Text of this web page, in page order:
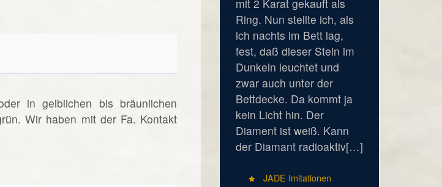
in gelblichen bis bräunlichen
Wir haben mit der Fa. Kontakt
mit 2 Karat gekauft als
Ring. Nun stellte ich, als
ich nachts im Bett lag,
fest, daß dieser Stein im
Dunkeln leuchtet und
zwar auch unter der
Bettdecke. Da kommt ja
kein Licht hin. Der
Diament ist weiß. Kann
der Diamant radioaktiv[…]
JADE Imitationen